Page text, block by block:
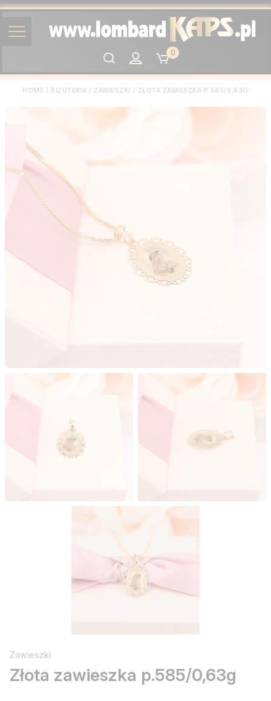
Szukaj
0
HOME / BIŻUTERIA / ZAWIESZKI / ZŁOTA ZAWIESZKA P.585/0,63G
Zawieszki
Złota zawieszka p.585/0,63g